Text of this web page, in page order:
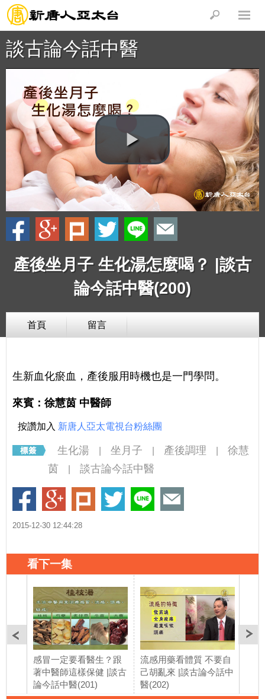
談古論今話中醫
產後坐月子 生化湯怎麼喝？ |談古
論今話中醫(200)
首頁 留言
生新血化瘀血，產後服用時機也是一門學問。
來賓：徐慧茵 中醫師
按讚加入 新唐人亞太電視台粉絲團
生化湯 坐月子 產後調理
徐慧
茵
談古論今話中醫
2015-12-30 12:44:28
看下一集
感冒一定要看醫生？跟
著中醫師這樣保健 |談古
論今話中醫(201)
流感用藥看體質 不要自
己胡亂來 |談古論今話中
醫(202)